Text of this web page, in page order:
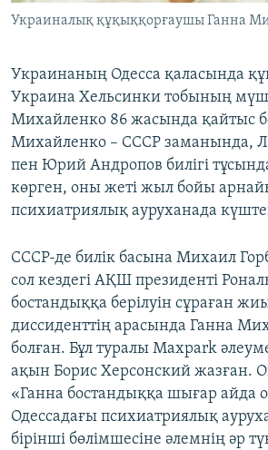
Украиналық құқыққорғаушы Ганна
Украинаның Одесса қаласында
Украина Хельсинки тобының
Михайленко 86 жасында қайтыс
Михайленко – СССР заманында,
пен Юрий Андропов билігі
көрген, оны жеті жыл бойы
психиатриялық ауруханада
СССР-де билік басына Михаил
сол кездегі АҚШ президенті
бостандыққа берілуін сұраған
диссиденттің арасында Ганна
болған. Бұл туралы Maxpark
ақын Борис Херсонский жазған.
«Ганна бостандыққа шығар айда
Одессадағы психиатриялық
бірінші бөлімшесіне әлемнің әр